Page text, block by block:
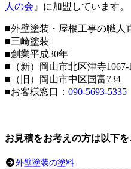
人の会 』に加盟しています。
■外壁塗装・屋根工事の職人
■三崎塗装
■創業平成30年
■（新）岡山市北区津寺1067-1
■（旧）岡山市中区国富734
■お客様窓口： 090-5693-5335
お見積をお考えの方は以下
外壁塗装の塗料